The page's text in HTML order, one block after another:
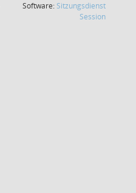
Software: Sitzungsdienst
Session(Wird in